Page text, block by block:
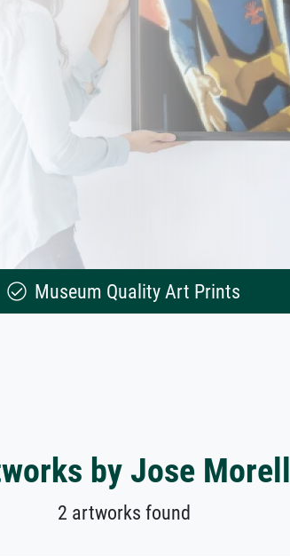
Museum Quality Art Prints
by Jose Morell
2 artworks found